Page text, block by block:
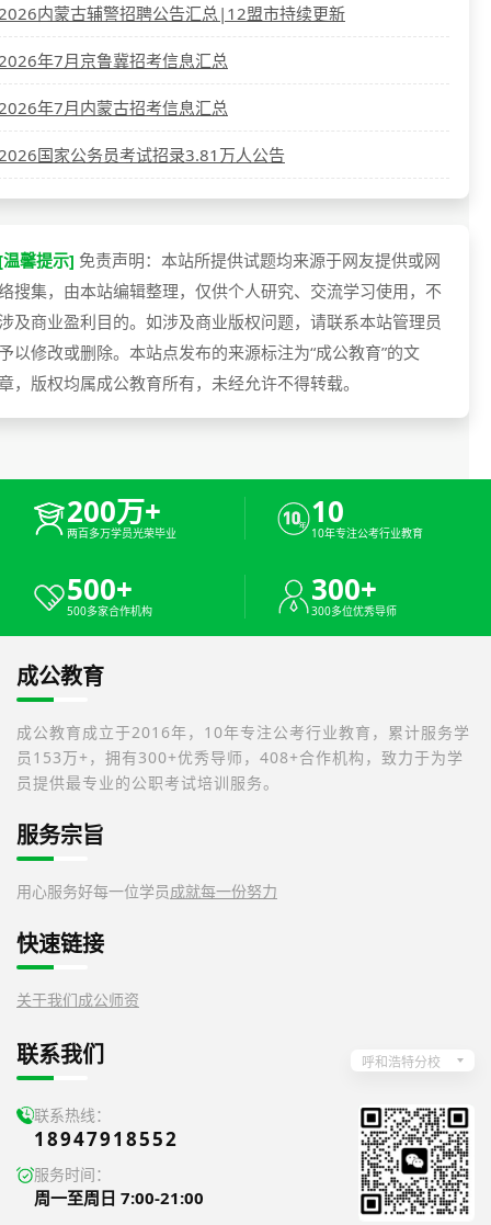
内蒙古辅警招聘公告汇总|12盟市持续更新
年7月京鲁冀招考信息汇总
年7月内蒙古招考信息汇总
国家公务员考试招录3.81万人公告
馨提示] 免责声明：本站所提供试题均来源于网友提供或网
搜集，由本站编辑整理，仅供个人研究、交流学习使用，不
及商业盈利目的。如涉及商业版权问题，请联系本站管理员
以修改或删除。本站点发布的来源标注为“成公教育”的文
，版权均属成公教育所有，未经允许不得转载。
200万+
两百多万学员光荣毕业
10
10年专注公考行业教育
500+
500多家合作机构
300+
300多位优秀导师
成公教育
成公教育成立于2016年，10年专注公考行业教育，累计服务学
员153万+，拥有300+优秀导师，408+合作机构，致力于为学
员提供最专业的公职考试培训服务。
服务宗旨
用心服务好每一位学员成就每一份努力
快速链接
关于我们成公师资
联系我们 呼和浩特分校
联系热线：
18947918552
服务时间：
周一至周日 7:00-21:00